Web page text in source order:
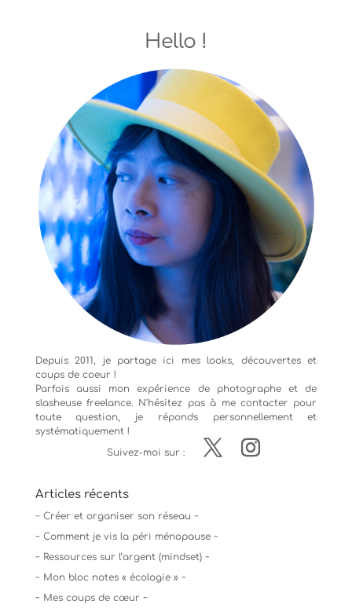
Hello !
Depuis 2011, je partage ici mes looks, découvertes et
coups de coeur !
Parfois aussi mon expérience de photographeet de
slasheuse freelance. N'hésitez pas à me contacter pour
toute question, je réponds personnellement et
systématiquement !
Suivez-moi sur :
Articles récents
~ Créer et organiser son réseau ~
~ Comment je vis la péri ménopause ~
~ Ressources sur l’argent (mindset) ~
~ Mon bloc notes « écologie » ~
~ Mes coups de cœur ~